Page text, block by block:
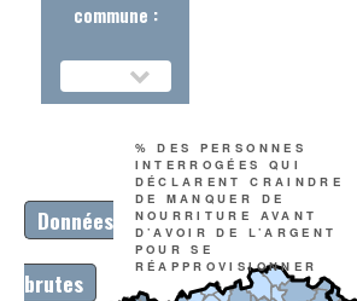
commune :
Données
brutes
% DES PERSONNES
INTERROGÉES QUI
DÉCLARENT CRAINDRE
DE MANQUER DE
NOURRITURE AVANT
D’AVOIR DE L’ARGENT
POUR SE
RÉAPPROVISIONNER